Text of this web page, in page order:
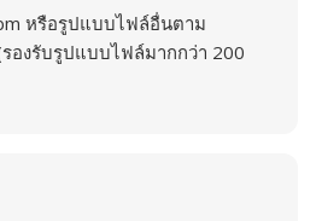
หรือรูปแบบไฟล์อื่นตาม
องรับรูปแบบไฟล์มากกว่า 200